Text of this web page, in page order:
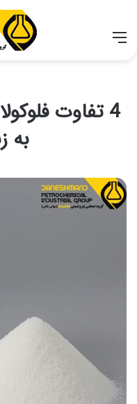
4 تفاوت
به
با توجه به شرایط
همچنان با